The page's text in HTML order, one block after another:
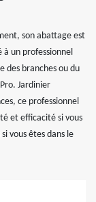
son abattage est
un professionnel
des branches ou du
Jardinier
ce professionnel
et efficacité si vous
vous êtes dans le